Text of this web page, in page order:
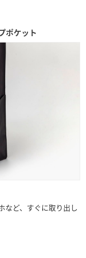
ポケット
など、すぐに取り出し